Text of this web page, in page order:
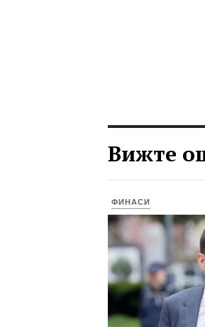
Вижте
ФИНАСИ